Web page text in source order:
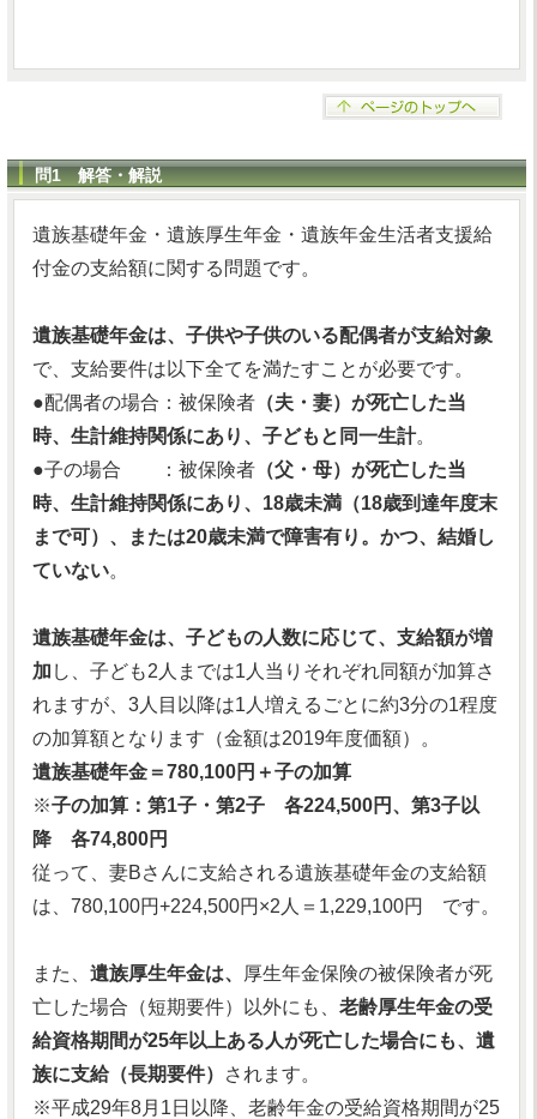
問1 解答・解説
遺族基礎年金・遺族厚生年金・遺族年金生活者支援給
付金の支給額に関する問題です。
遺族基礎年金は、子供や子供のいる配偶者が支給対象
で、支給要件は以下全てを満たすことが必要です。
●配偶者の場合：被保険者 （夫・妻）が死亡した当
時、生計維持関係にあり、子どもと同一生計。
●子の場合 ：被保険者 （父・母）が死亡した当
時、生計維持関係にあり、18歳未満（18歳到達年度末
まで可）、または20歳未満で障害有り。かつ、結婚し
ていない。
遺族基礎年金は、子どもの人数に応じて、支給額が増
加 し、子ども2人までは1人当りそれぞれ同額が加算さ
れますが、3人目以降は1人増えるごとに約3分の1程度
の加算額となります（金額は2019年度価額）。
遺族基礎年金＝780,100円＋子の加算
※子の加算：第1子・第2子 各224,500円、第3子以
降 各74,800円
従って、妻Bさんに支給される遺族基礎年金の支給額
は、780,100円+224,500円×2人＝1,229,100円 です。
また、 遺族厚生年金は、
厚生年金保険の被保険者が死
亡した場合（短期要件）以外にも、 老齢厚生年金の受
給資格期間が25年以上ある人が死亡した場合にも、遺
族に支給（長期要件）
されます。
※平成29年8月1日以降、老齢年金の受給資格期間が25